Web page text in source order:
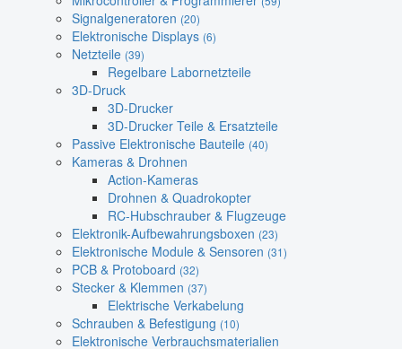
Signalgeneratoren (20)
Elektronische Displays (6)
Netzteile (39)
Regelbare Labornetzteile
3D-Druck
3D-Drucker
3D-Drucker Teile & Ersatzteile
Passive Elektronische Bauteile (40)
Kameras & Drohnen
Action-Kameras
Drohnen & Quadrokopter
RC-Hubschrauber & Flugzeuge
Elektronik-Aufbewahrungsboxen (23)
Elektronische Module & Sensoren (31)
PCB & Protoboard (32)
Stecker & Klemmen (37)
Elektrische Verkabelung
Schrauben & Befestigung (10)
Elektronische Verbrauchsmaterialien